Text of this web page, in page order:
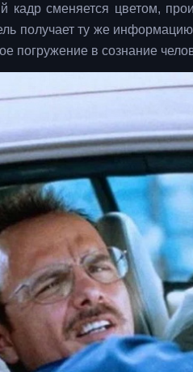
кадр сменяется цветом,
получает ту же
погружение в сознание